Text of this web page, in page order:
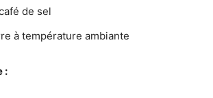
de sel
à température ambiante
: